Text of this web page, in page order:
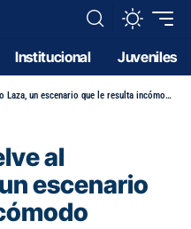
Institucional Juveniles
un escenario que le resulta incómodo
al
escenario